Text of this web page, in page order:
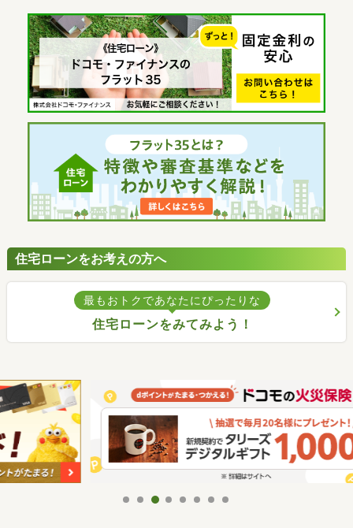
住宅ローンをお考えの方へ
最もおトクであなたにぴったりな
住宅ローンをみてみよう！